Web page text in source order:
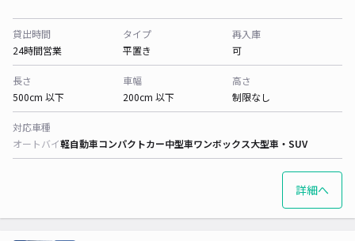
貸出時間
24時間営業
タイプ
平置き
再入庫
可
長さ
500cm 以下
車幅
200cm 以下
高さ
制限なし
対応車種
オートバイ軽自動車コンパクトカー中型車ワンボックス大型車・SUV
詳細へ